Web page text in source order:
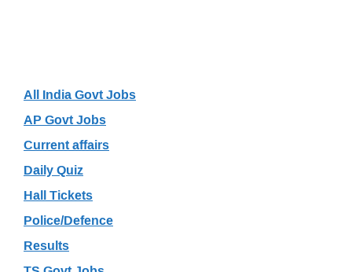
All India Govt Jobs
AP Govt Jobs
Current affairs
Daily Quiz
Hall Tickets
Police/Defence
Results